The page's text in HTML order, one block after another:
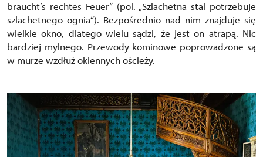
braucht’s rechtes Feuer“ (pol. „Szlachetna stal potrzebuje
szlachetnego ognia“). Bezpośrednio nad nim znajduje się
wielkie okno, dlatego wielu sądzi, że jest on atrapą. Nic
bardziej mylnego. Przewody kominowe poprowadzone są
w murze wzdłuż okiennych ościeży.